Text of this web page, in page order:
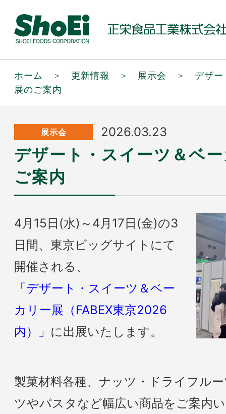
ホーム ＞ 更新情報 ＞ 展示会 ＞
デザ
展のご案内
展示会 2026.03.23
デザート・スイーツ＆ベ
ご案内
4月15日(水)～4月17日(金)の3
日間、東京ビッグサイトにて
開催される、
「デザート・スイーツ＆ベー
カリー展（FABEX東京2026
内）」 に出展いたします。
製菓材料各種、ナッツ・ドライフル
ツやパスタなど幅広い商品をご案内